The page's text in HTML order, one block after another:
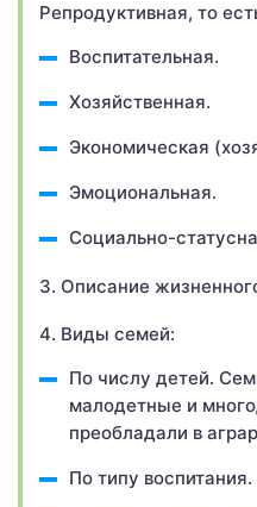
Репродуктивная, то
Воспитательная.
Хозяйственная.
Экономическая
Эмоциональная.
Социально-
3. Описание
4. Виды семей:
По числу детей.
малодетные и
преобладали в
По типу воспитания.